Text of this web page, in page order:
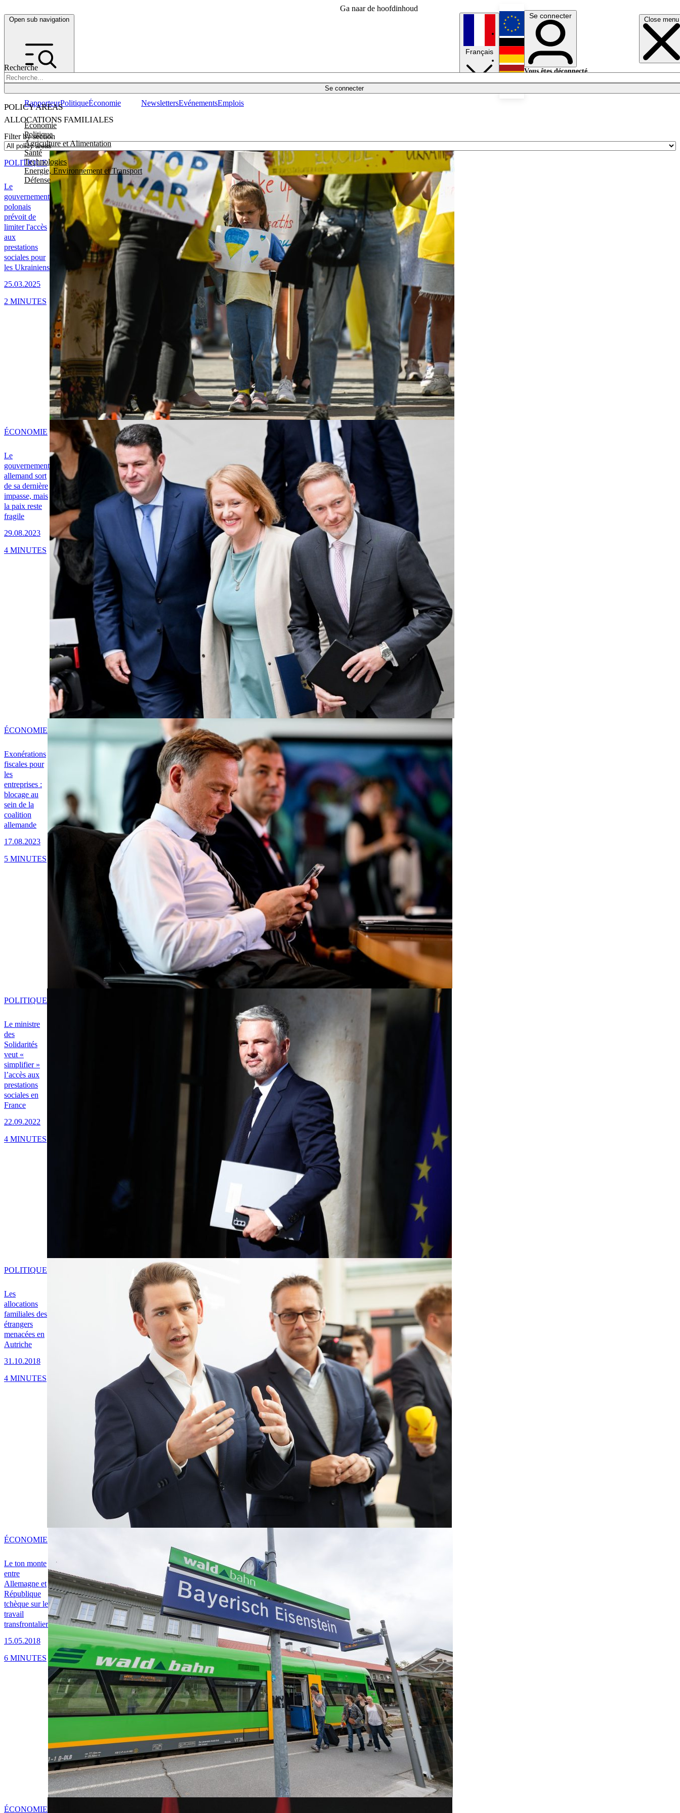
Ga naar de hoofdinhoud
Open sub navigation Close menu
Recherche
Se connecter
POLICY AREAS
Economie
Politique
Agriculture et Alimentation
Santé
Technologies
Energie, Environnement et Transport
Défense
RapporteurPolitiqueÉconomie NewslettersEvénementsEmplois
Français
English
Deutsch
Se connecter
Vous êtes déconnecté.
ALLOCATIONS FAMILIALES
Filter by section
Le
gouvernement
polonais
prévoit de
limiter l'accès
aux
prestations
sociales pour
les Ukrainiens
25.03.2025
POLITIQUE
2 MINUTES
Le
gouvernement
allemand sort
de sa dernière
impasse, mais
la paix reste
fragile
29.08.2023
ÉCONOMIE
4 MINUTES
Exonérations
fiscales pour
les
entreprises :
blocage au
sein de la
coalition
allemande
17.08.2023
ÉCONOMIE
5 MINUTES
Le ministre
des
Solidarités
veut «
simplifier »
l’accès aux
prestations
sociales en
France
22.09.2022
POLITIQUE
4 MINUTES
Les
allocations
familiales des
étrangers
menacées en
Autriche
31.10.2018
POLITIQUE
4 MINUTES
Le ton monte
entre
Allemagne et
République
tchèque sur le
travail
transfrontalier
15.05.2018
ÉCONOMIE
6 MINUTES
ÉCONOMIE